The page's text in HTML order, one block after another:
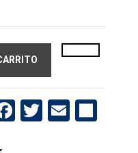
FacebookTwitter